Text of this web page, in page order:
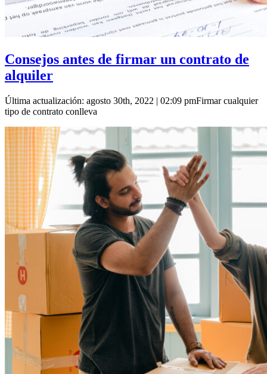
Consejos antes de firmar un contrato de
alquiler
Última actualización: agosto 30th, 2022 | 02:09 pmFirmar cualquier
tipo de contrato conlleva